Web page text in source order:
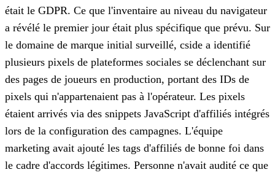
était le GDPR. Ce que l'inventaire au niveau du navigateur
a révélé le premier jour était plus spécifique que prévu. Sur
le domaine de marque initial surveillé, cside a identifié
plusieurs pixels de plateformes sociales se déclenchant sur
des pages de joueurs en production, portant des IDs de
pixels qui n'appartenaient pas à l'opérateur. Les pixels
étaient arrivés via des snippets JavaScript d'affiliés intégrés
lors de la configuration des campagnes. L'équipe
marketing avait ajouté les tags d'affiliés de bonne foi dans
le cadre d'accords légitimes. Personne n'avait audité ce que